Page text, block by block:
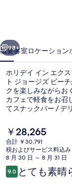
ク
ス
プ
レ
ス
マ
ル
タ
by
次へ
98+
概要客室ロケーション
ホリデイ イン エク
ト ジョージズ ビー
クを楽しみながらお
カフェで軽食をお召
てスナックバー / デ
現
在
の
料
金
は
￥28,265
合計 ￥30,791
税およびサービス料込み
8 月 30 日 ～ 8 月 31 日
口
コ
9.010段階中9.0
とても素晴